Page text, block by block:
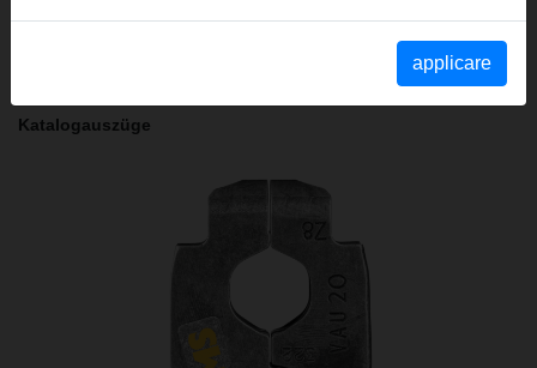
Indicazioni di sicurezza
Istruzioni di sicurezza PP/AP/PI/PP E01/Tagliacavo
Katalogauszüge
applicare